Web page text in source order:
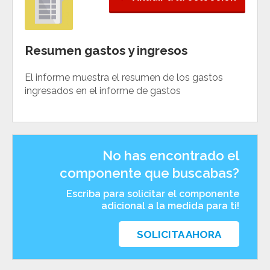
Resumen gastos y ingresos
El informe muestra el resumen de los gastos
ingresados en el informe de gastos
No has encontrado el
componente que buscabas?
Escriba para solicitar el componente
adicional a la medida para ti!
SOLICITA AHORA